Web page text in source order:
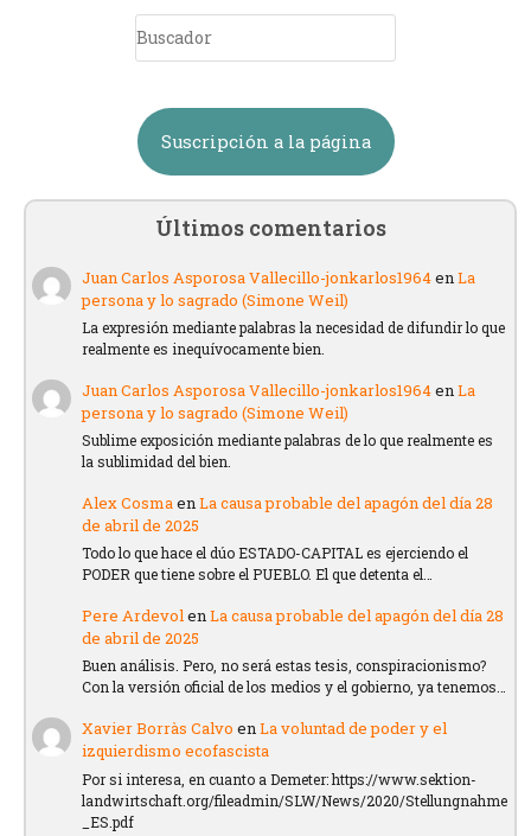
Suscripción a la página
Últimos comentarios
Juan Carlos Asporosa Vallecillo-jonkarlos1964enLa
persona y lo sagrado (Simone Weil)
La expresión mediante palabras la necesidad de difundir lo que
realmente es inequívocamente bien.
Juan Carlos Asporosa Vallecillo-jonkarlos1964enLa
persona y lo sagrado (Simone Weil)
Sublime exposición mediante palabras de lo que realmente es
la sublimidad del bien.
Alex CosmaenLa causa probable del apagón del día 28
de abril de 2025
Todo lo que hace el dúo ESTADO-CAPITAL es ejerciendo el
PODER que tiene sobre el PUEBLO. El que detenta el…
Pere ArdevolenLa causa probable del apagón del día 28
de abril de 2025
Buen análisis. Pero, no será estas tesis, conspiracionismo?
Con la versión oficial de los medios y el gobierno, ya tenemos…
Xavier Borràs Calvo enLa voluntad de poder y el
izquierdismo ecofascista
Por si interesa, en cuanto a Demeter: https://www.sektion-
landwirtschaft.org/fileadmin/SLW/News/2020/Stellungnahme
_ES.pdf